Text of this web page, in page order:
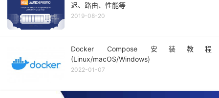
迟、路由、性能等
2019-08-20
Docker Compose 安装教程
(Linux/macOS/Windows)
2022-01-07